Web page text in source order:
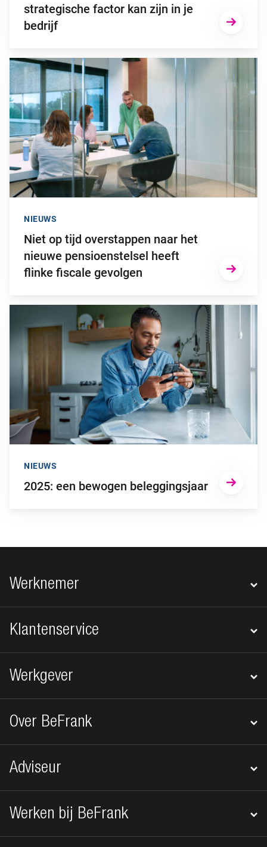
strategische factor kan zijn in je
bedrijf
Ga naar “Niet op tijd overstappen naar het nieuwe
Niet op tijd overstappen naar het
nieuwe pensioenstelsel heeft
flinke fiscale gevolgen
NIEUWS
Ga naar “2025: een bewogen beleggingsjaar”
2025: een bewogen beleggingsjaar
NIEUWS
Footer navigatie
Werknemer
Klantenservice
Werkgever
Over BeFrank
Adviseur
Werken bij BeFrank